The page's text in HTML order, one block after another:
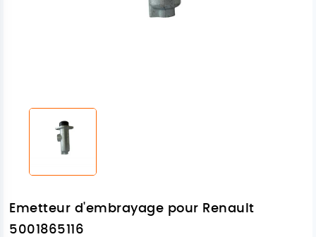
Emetteur d'embrayage pour Renault
5001865116